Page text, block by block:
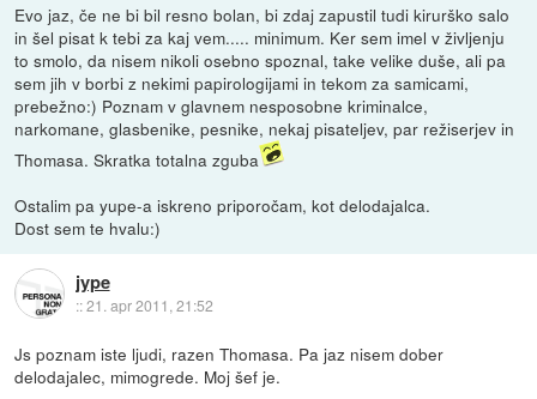
Evo jaz, če ne bi bil resno bolan, bi zdaj zapustil tudi kirurško salo
in šel pisat k tebi za kaj vem..... minimum. Ker sem imel v življenju
to smolo, da nisem nikoli osebno spoznal, take velike duše, ali pa
sem jih v borbi z nekimi papirologijami in tekom za samicami,
prebežno:) Poznam v glavnem nesposobne kriminalce,
narkomane, glasbenike, pesnike, nekaj pisateljev, par režiserjev in
Thomasa. Skratka totalna zguba
Ostalim pa yupe-a iskreno priporočam, kot delodajalca.
Dost sem te hvalu:)
jype
::21. apr 2011, 21:52
Js poznam iste ljudi, razen Thomasa. Pa jaz nisem dober
delodajalec, mimogrede. Moj šef je.